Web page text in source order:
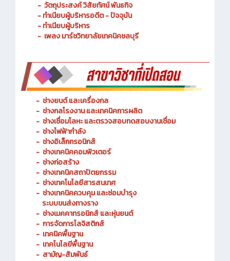
- วัตถุประสงค์ วิสัยทัศน์ พันธกิจ
- ทำเนียบผู้บริหารอดีต - ปัจจุบัน
- ทำเนียบผู้บริหาร
- เพลง มาร์ชวิทยาลัยเทคนิคชลบุรี
- ช่างยนต์ และเครื่องกล
- ช่างกลโรงงาน และเทคนิคการผลิต
- ช่างเชื่อมโลหะ และตรวจสอบทดสอบงานเชื่อม
- ช่างไฟฟ้ากำลัง
- ช่างอิเล็กทรอนิกส์
- ช่างเทคนิคคอมพิวเตอร์
- ช่างก่อสร้าง
- ช่างเทคนิคสถาปัตยกรรม
- ช่างเทคโนโลยีสารสนเทศ
- ช่างเทคนิคควบคุม และซ่อมบำรุง
ระบบขนส่งทางราง
- ช่างเมคคาทรอนิกส์ และหุ่นยนต์
- การจัดการโลจิสติกส์
- เทคนิคพื้นฐาน
- เทคโนโลยีพื้นฐาน
- สามัญ-สัมพันธ์